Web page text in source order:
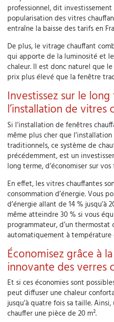
professionnel, dit investissement
popularisation des vitres
entraîne la baisse des tarifs en
De plus, le vitrage chauffant
qui apporte de la luminosité et
chaleur. Il est donc naturel que
prix plus élevé que la fenêtre
Investissez sur le
l’installation de vitres
Si l’installation de fenêtres
même plus cher que
traditionnels, ce système de
précédemment, est un
long terme, d’économiser sur
En effet, les vitres chauffantes
consommation d’énergie. Vous
d’énergie allant de 14 % jusqu’à
même atteindre 30 % si vous
programmateur, d’un
automatiquement à température
Économisez grâce à
innovante des verres
Et si ces économies sont
peut diffuser une chaleur
jusqu’à quatre fois sa taille.
chauffer une pièce de 20 m².